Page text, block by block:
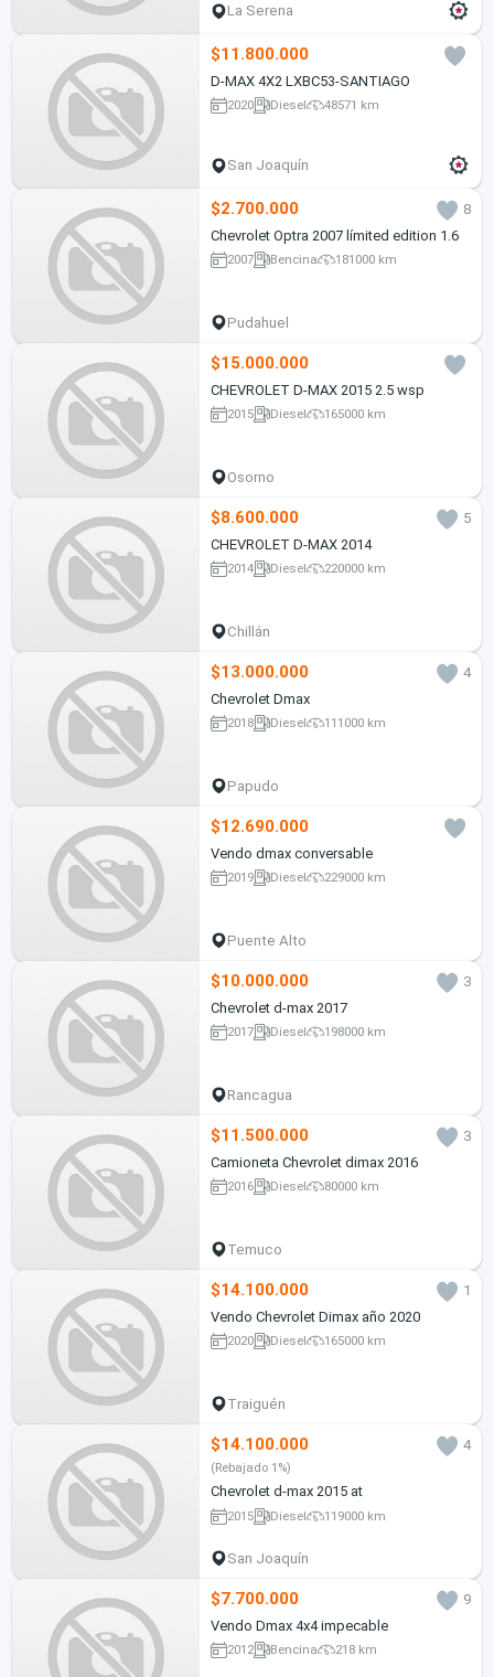
La Serena
$11.800.000
D-MAX 4X2 LXBC53-SANTIAGO
2020 Diesel 48571 km
San Joaquín
$2.700.000
8
Chevrolet Optra 2007 límited edition 1.6
2007 Bencina 181000 km
Pudahuel
$15.000.000
CHEVROLET D-MAX 2015 2.5 wsp
2015 Diesel 165000 km
Osorno
$8.600.000
5
CHEVROLET D-MAX 2014
2014 Diesel 220000 km
Chillán
$13.000.000
4
Chevrolet Dmax
2018 Diesel 111000 km
Papudo
$12.690.000
Vendo dmax conversable
2019 Diesel 229000 km
Puente Alto
$10.000.000
3
Chevrolet d-max 2017
2017 Diesel 198000 km
Rancagua
$11.500.000
3
Camioneta Chevrolet dimax 2016
2016 Diesel 80000 km
Temuco
$14.100.000
1
Vendo Chevrolet Dimax año 2020
2020 Diesel 165000 km
Traiguén
$14.100.000 4
(Rebajado 1%)
Chevrolet d-max 2015 at
2015 Diesel 119000 km
San Joaquín
$7.700.000
9
Vendo Dmax 4x4 impecable
2012 Bencina 218 km